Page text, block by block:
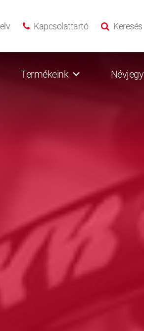
Keresés
Kapcsolattartó
Termékeink Névjegy